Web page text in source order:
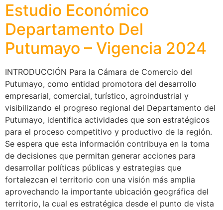
Estudio Económico
Departamento Del
Putumayo – Vigencia 2024
INTRODUCCIÓN Para la Cámara de Comercio del
Putumayo, como entidad promotora del desarrollo
empresarial, comercial, turístico, agroindustrial y
visibilizando el progreso regional del Departamento del
Putumayo, identifica actividades que son estratégicos
para el proceso competitivo y productivo de la región.
Se espera que esta información contribuya en la toma
de decisiones que permitan generar acciones para
desarrollar políticas públicas y estrategias que
fortalezcan el territorio con una visión más amplia
aprovechando la importante ubicación geográfica del
territorio, la cual es estratégica desde el punto de vista